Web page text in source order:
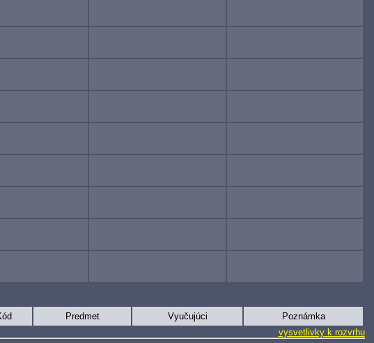
Predmet Vyučujúci
Poznámka
vysvetlivky k rozvrhu